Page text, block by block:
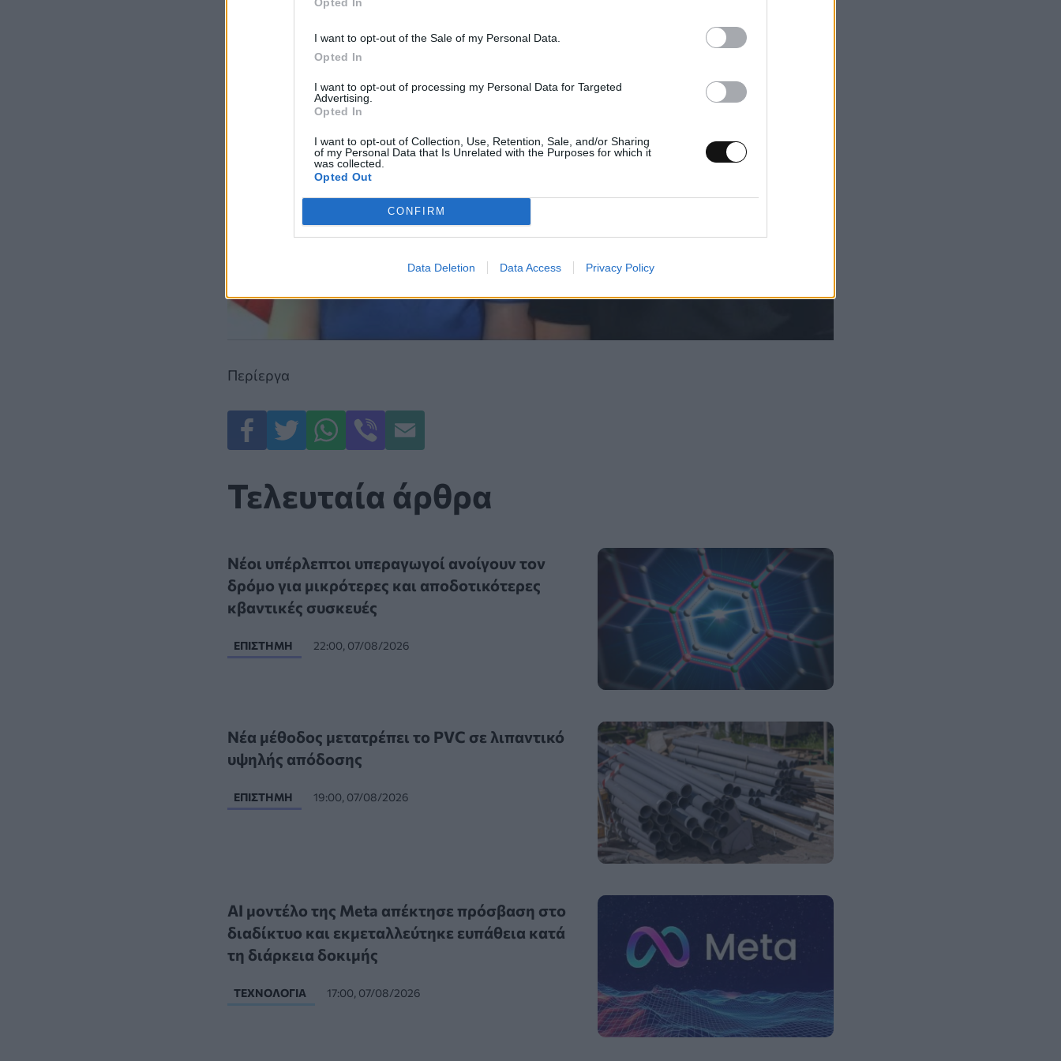
I want to opt-out of the Sale of my Personal Data.
Opted In
I want to opt-out of processing my Personal Data for Targeted
Advertising.
Opted In
I want to opt-out of Collection, Use, Retention, Sale, and/or Sharing
of my Personal Data that Is Unrelated with the Purposes for which it
was collected.
Opted Out
CONFIRM
Data Deletion Data Access Privacy Policy
Περίεργα
Τελευταία άρθρα
Νέοι υπέρλεπτοι υπεραγωγοί ανοίγουν τον
δρόμο για μικρότερες και αποδοτικότερες
κβαντικές συσκευές
ΕΠΙΣΤΉΜΗ 22:00, 07/08/2026
Νέα μέθοδος μετατρέπει το PVC σε λιπαντικό
υψηλής απόδοσης
ΕΠΙΣΤΉΜΗ 19:00, 07/08/2026
AI μοντέλο της Meta απέκτησε πρόσβαση στο
διαδίκτυο και εκμεταλλεύτηκε ευπάθεια κατά
τη διάρκεια δοκιμής
ΤΕΧΝΟΛΟΓΊΑ 17:00, 07/08/2026